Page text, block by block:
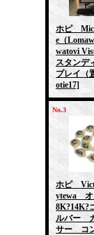
ホピ
e（
watovi
スタンデ
プレイ（
otie17]
No.3
ホピ
ytewa
8K?14K?
ルバー
サー コ